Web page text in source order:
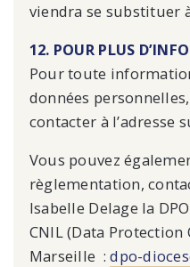
viendra se substituer
12. POUR PLUS
Pour toute
données
contacter à l’adresse
Vous pouvez
règlementation,
Isabelle Delage la
CNIL (Data
Marseille :dpo-